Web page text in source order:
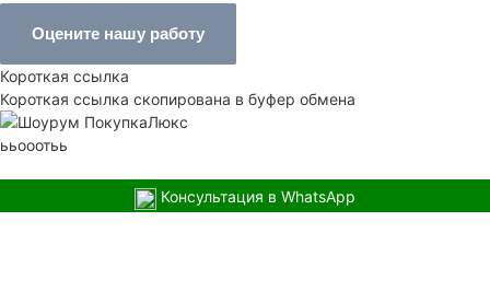
Оцените нашу работу
Короткая ссылка
Короткая ссылка скопирована в буфер обмена
ььооотьь
Консультация в WhatsApp